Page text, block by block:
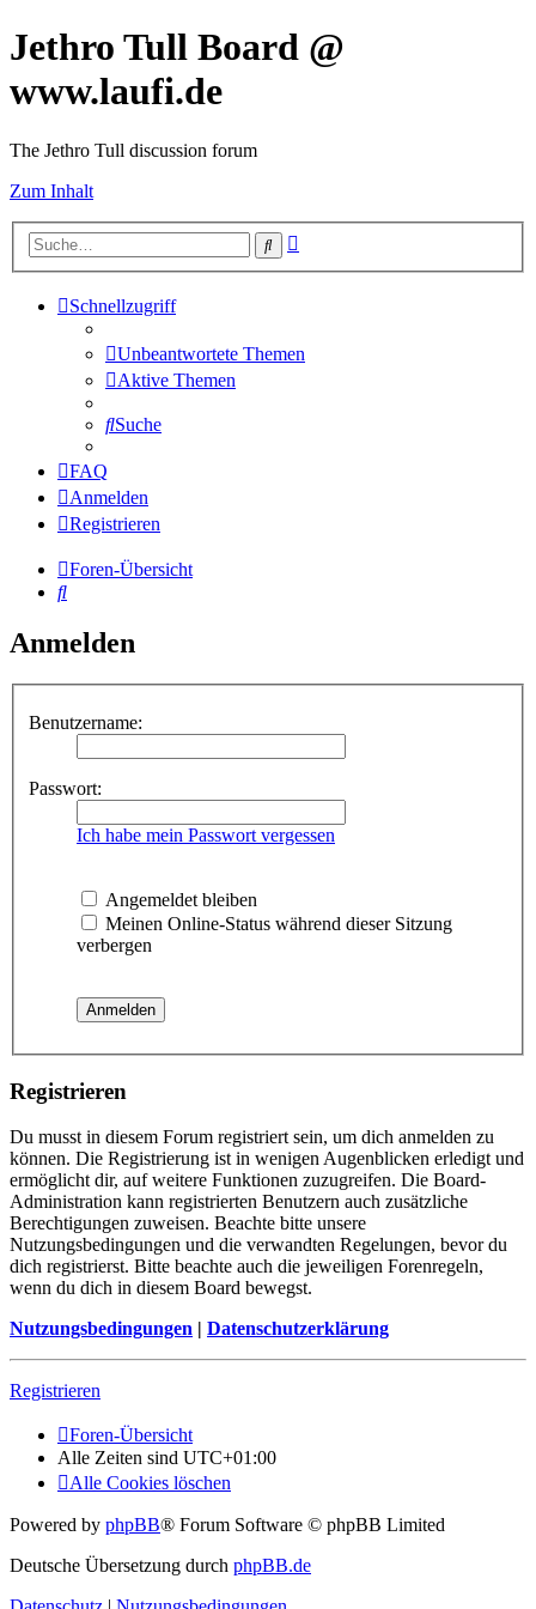
Jethro Tull Board @
www.laufi.de
The Jethro Tull discussion forum
Zum Inhalt
Suche
Schnellzugriff
Unbeantwortete Themen
Aktive Themen
Suche
FAQ
Anmelden
Registrieren
Foren-Übersicht
Suche
Anmelden
Benutzername:
Passwort:
Ich habe mein Passwort vergessen
Angemeldet bleiben
Meinen Online-Status während dieser Sitzung
verbergen
Registrieren
Du musst in diesem Forum registriert sein, um dich anmelden zu
können. Die Registrierung ist in wenigen Augenblicken erledigt und
ermöglicht dir, auf weitere Funktionen zuzugreifen. Die Board-
Administration kann registrierten Benutzern auch zusätzliche
Berechtigungen zuweisen. Beachte bitte unsere
Nutzungsbedingungen und die verwandten Regelungen, bevor du
dich registrierst. Bitte beachte auch die jeweiligen Forenregeln,
wenn du dich in diesem Board bewegst.
Nutzungsbedingungen | Datenschutzerklärung
Registrieren
Foren-Übersicht
Alle Zeiten sind UTC+01:00
Alle Cookies löschen
Powered by phpBB® Forum Software © phpBB Limited
Deutsche Übersetzung durch phpBB.de